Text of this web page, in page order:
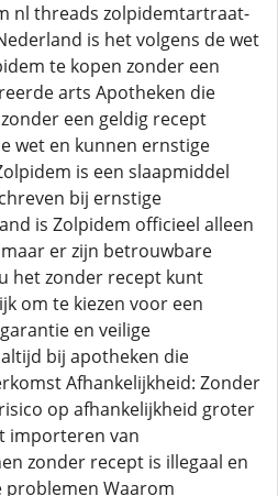
nl threads zolpidemtartraat-
is het volgens de wet
te kopen zonder een
arts Apotheken die
een geldig recept
wet en kunnen ernstige
is een slaapmiddel
bij ernstige
is Zolpidem officieel alleen
er zijn betrouwbare
het zonder recept kunt
om te kiezen voor een
en veilige
bij apotheken die
Afhankelijkheid: Zonder
op afhankelijkheid groter
importeren van
zonder recept is illegaal en
Waarom